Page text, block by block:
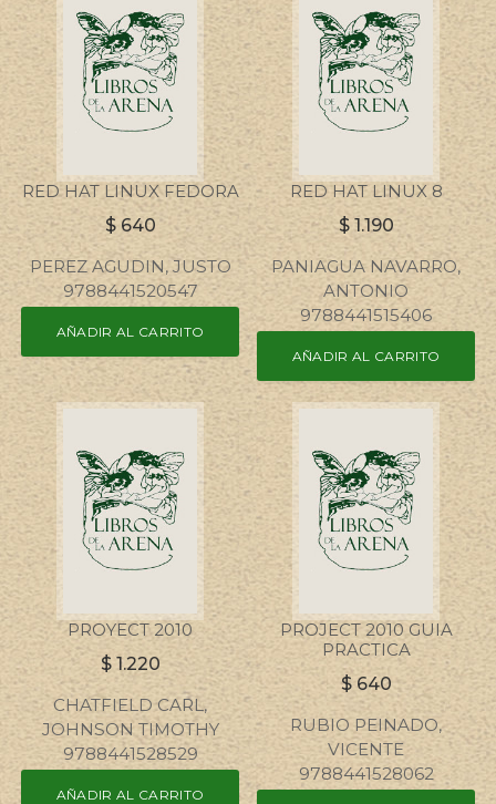
RED HAT LINUX FEDORA
$ 640
PEREZ AGUDIN, JUSTO
9788441520547
AÑADIR AL CARRITO
RED HAT LINUX 8
$ 1.190
PANIAGUA NAVARRO,
ANTONIO
9788441515406
AÑADIR AL CARRITO
PROYECT 2010
$ 1.220
CHATFIELD CARL,
JOHNSON TIMOTHY
9788441528529
AÑADIR AL CARRITO
PROJECT 2010 GUIA
PRACTICA
$ 640
RUBIO PEINADO,
VICENTE
9788441528062